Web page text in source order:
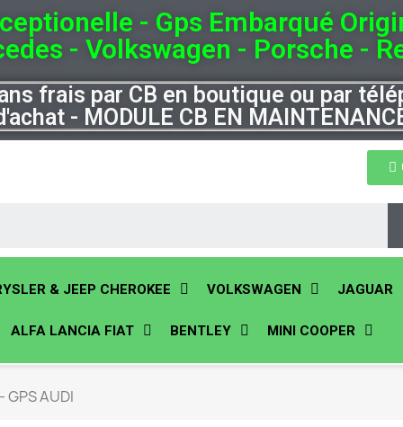
- Gps Embarqué
- Volkswagen - Porsche -
frais par CB en boutique ou par
- MODULE CB EN
& JEEP CHEROKEE VOLKSWAGEN JAGUAR
ALFA LANCIA FIAT BENTLEY MINI COOPER
- GPS AUDI